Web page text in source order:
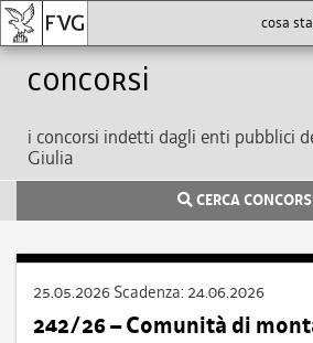
Concorsi
i concorsi indetti dagli enti pubblici
Giulia
CERCA
25.05.2026 Scadenza: 24.06.2026
242/26 – Comunità di